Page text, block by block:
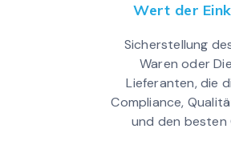
Wert der
Sicherstellung
Waren oder
Lieferanten, die
Compliance,
und den